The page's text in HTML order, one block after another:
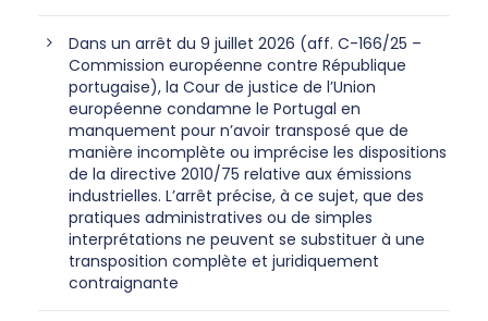
Dans un arrêt du 9 juillet 2026 (aff. C-166/25 –
Commission européenne contre République
portugaise), la Cour de justice de l’Union
européenne condamne le Portugal en
manquement pour n’avoir transposé que de
manière incomplète ou imprécise les dispositions
de la directive 2010/75 relative aux émissions
industrielles. L’arrêt précise, à ce sujet, que des
pratiques administratives ou de simples
interprétations ne peuvent se substituer à une
transposition complète et juridiquement
contraignante